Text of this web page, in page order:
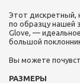
Этот дискретный,
по образцу нашей
Glove, —
большой
Вы можете
РАЗМЕРЫ